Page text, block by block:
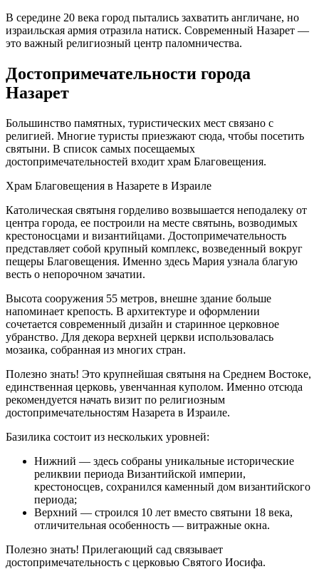
В середине 20 века город пытались захватить англичане, но
израильская армия отразила натиск. Современный Назарет —
это важный религиозный центр паломничества.
Достопримечательности города
Назарет
Большинство памятных, туристических мест связано с
религией. Многие туристы приезжают сюда, чтобы посетить
святыни. В список самых посещаемых
достопримечательностей входит храм Благовещения.
Храм Благовещения в Назарете в Израиле
Католическая святыня горделиво возвышается неподалеку от
центра города, ее построили на месте святынь, возводимых
крестоносцами и византийцами. Достопримечательность
представляет собой крупный комплекс, возведенный вокруг
пещеры Благовещения. Именно здесь Мария узнала благую
весть о непорочном зачатии.
Высота сооружения 55 метров, внешне здание больше
напоминает крепость. В архитектуре и оформлении
сочетается современный дизайн и старинное церковное
убранство. Для декора верхней церкви использовалась
мозаика, собранная из многих стран.
Полезно знать! Это крупнейшая святыня на Среднем Востоке,
единственная церковь, увенчанная куполом. Именно отсюда
рекомендуется начать визит по религиозным
достопримечательностям Назарета в Израиле.
Базилика состоит из нескольких уровней:
Нижний — здесь собраны уникальные исторические
реликвии периода Византийской империи,
крестоносцев, сохранился каменный дом византийского
периода;
Верхний — строился 10 лет вместо святыни 18 века,
отличительная особенность — витражные окна.
Полезно знать! Прилегающий сад связывает
достопримечательность с церковью Святого Иосифа.